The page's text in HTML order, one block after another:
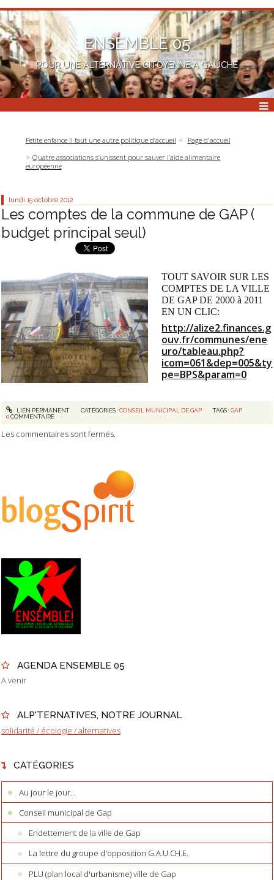
ENSEMBLE 05
POUR UNE ALTERNATIVE CITOYENNE A GAUCHE
Petite enfance Il faut une autre politique d’accueil
Page d'accueil
Quatre associations s’unissent pour sauver l’aide alimentaire
européenne
lundi 15 octobre 2012
Les comptes de la commune de GAP (
budget principal seul)
TOUT SAVOIR SUR LES
COMPTES DE LA VILLE
DE GAP DE 2000 à 2011
EN UN CLIC:
http://alize2.finances.g
ouv.fr/communes/ene
uro/tableau.php?
icom=061&dep=005&ty
pe=BPS&param=0
LIEN PERMANENT CATÉGORIES :CONSEIL MUNICIPAL DE GAP TAGS :GAP
0COMMENTAIRE
Les commentaires sont fermés.
AGENDA ENSEMBLE 05
A venir
ALP'TERNATIVES, NOTRE JOURNAL
solidarité / écologie / alternatives
CATÉGORIES
Au jour le jour...
Conseil municipal de Gap
Endettement de la ville de Gap
La lettre du groupe d'opposition G.A.U.CH.E.
PLU (plan local d'urbanisme) ville de Gap